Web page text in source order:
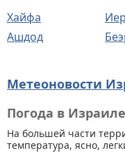
Хайфа
Ашдод
Метеоновости
Погода в
На большей части
температура, ясно,